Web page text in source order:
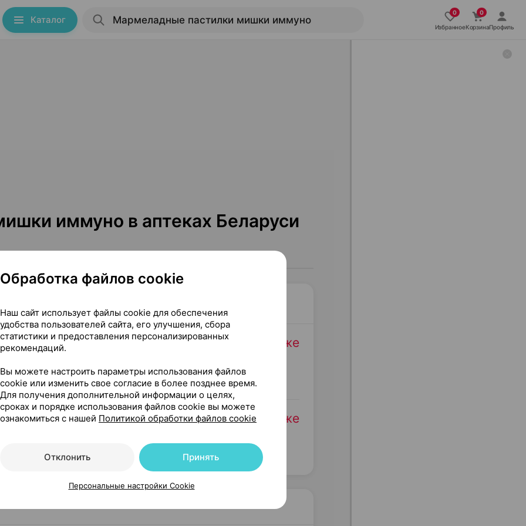
Каталог
ИзбранноеКорзинаПрофиль
иммуно в аптеках Беларуси
иммуно, пастилки ×30 Нет в продаже
иммуно, пастилки×60 Нет в продаже
Обработка файлов cookie
Наш сайт использует файлы cookie для обеспечения
удобства пользователей сайта, его улучшения, сбора
статистики и предоставления персонализированных
рекомендаций.
Вы можете настроить параметры использования файлов
cookie или изменить свое согласие в более позднее время.
Для получения дополнительной информации о целях,
сроках и порядке использования файлов cookie вы можете
ознакомиться с нашей Политикой обработки файлов cookie
Отклонить Принять
Персональные настройки Cookie